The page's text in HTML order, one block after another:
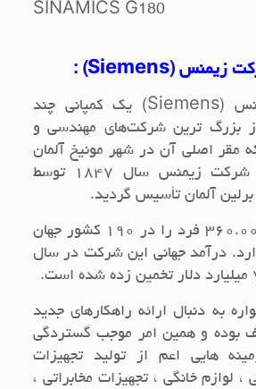
SINAMICS G180
زیمنس (Siemens
) :
(
Siemens) یک کمپانی چند
از بزرگ‌ ترین شرکت‌های مهندسی و
مقر اصلی آن در شهر مونیخ آلمان
واقع شده است. شرکت زیمنس سال ۱۸۴۷ توسط
آلمان تأسیس گردید.
زیمنس بیش از ۳۶۰.۰۰۰ فرد را در ۱۹۰ کشور جهان
درآمد جهانی این شرکت در سال
به دنبال ارائه راهکارهای جدید
بوده و همین امر موجب گستردگی
هایی اعم از تولید تجهیزات
لوازم خانگی ، تجهیزات مخابراتی ،